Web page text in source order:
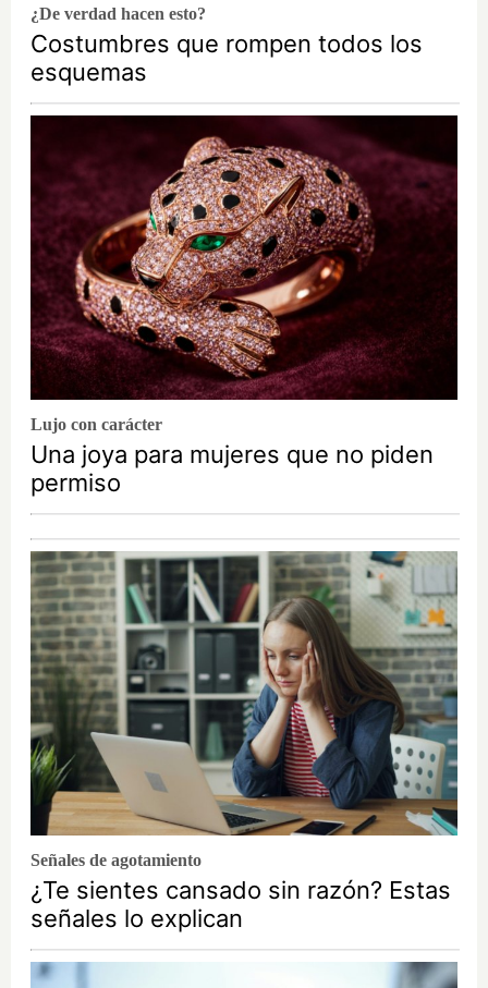
¿De verdad hacen esto?
Costumbres que rompen todos los
esquemas
Lujo con carácter
Una joya para mujeres que no piden
permiso
Señales de agotamiento
¿Te sientes cansado sin razón? Estas
señales lo explican